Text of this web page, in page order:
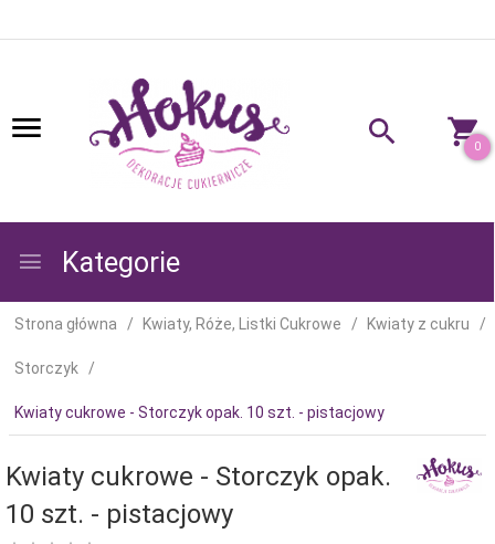
0
Kategorie
Strona główna Kwiaty, Róże, Listki Cukrowe Kwiaty z cukru
Storczyk
Kwiaty cukrowe - Storczyk opak. 10 szt. - pistacjowy
Kwiaty cukrowe - Storczyk opak.
10 szt. - pistacjowy